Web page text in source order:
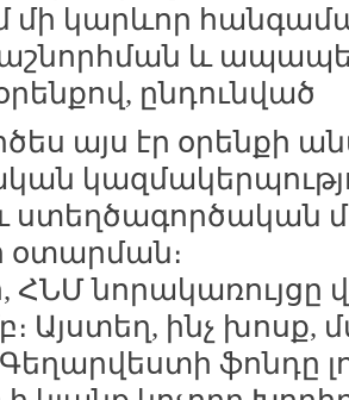
մի կարևոր
և
ընդունված
այս էր օրենքի
օտարման։
նորակառույցը
ինչ խոսք,
ֆոնդը